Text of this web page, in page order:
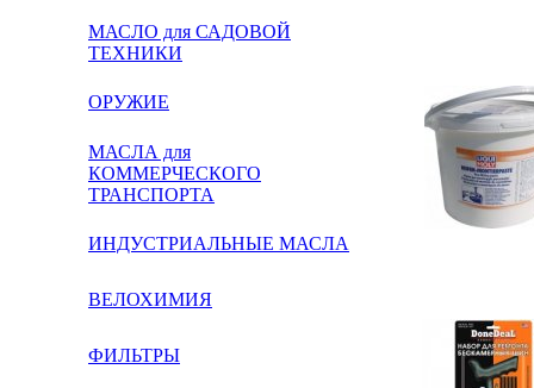
МАСЛО для САДОВОЙ
ТЕХНИКИ
ОРУЖИЕ
МАСЛА для
КОММЕРЧЕСКОГО
ТРАНСПОРТА
ИНДУСТРИАЛЬНЫЕ МАСЛА
ВЕЛОХИМИЯ
ФИЛЬТРЫ